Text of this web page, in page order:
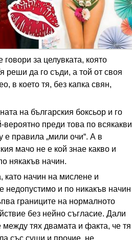
за целувката, която
реши да го съди, а той от своя
в което тя, без капка свян,
на българския боксьор и го
вероятно преди това по всякакви
правила „мили очи“. А в
мачо не е кой знае какво и
някакъв начин.
като начин на мислене и
недопустимо и по никакъв начин
границите на нормалното
без нейно съгласие. Дали
тях двамата и факта, че тя